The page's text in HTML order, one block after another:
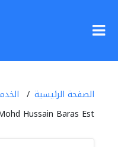
الصفحة الرئيسية
Hussain Baras Est